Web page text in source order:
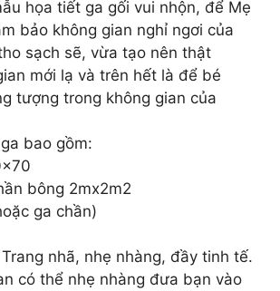
họa tiết ga gối vui nhộn, để Mẹ
bảo không gian nghỉ ngơi của
sạch sẽ, vừa tạo nên thật
mới lạ và trên hết là để bé
tượng trong không gian của
bao gồm:
bông 2mx2m2
ga chần)
Trang nhã, nhẹ nhàng, đầy tinh tế.
có thể nhẹ nhàng đưa bạn vào